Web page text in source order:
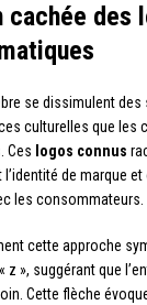
des
se dissimulent
culturelles que les
Ces logos connus
de marque
les consommateurs.
cette approche
z », suggérant que
Cette flèche